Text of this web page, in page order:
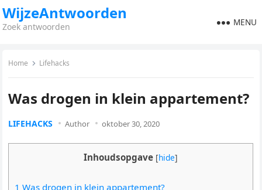
WijzeAntwoorden
Zoek antwoorden MENU
Home Lifehacks
Was drogen in klein appartement?
LIFEHACKS Author oktober 30, 2020
Inhoudsopgave [hide]
1 Was drogen in klein appartement?